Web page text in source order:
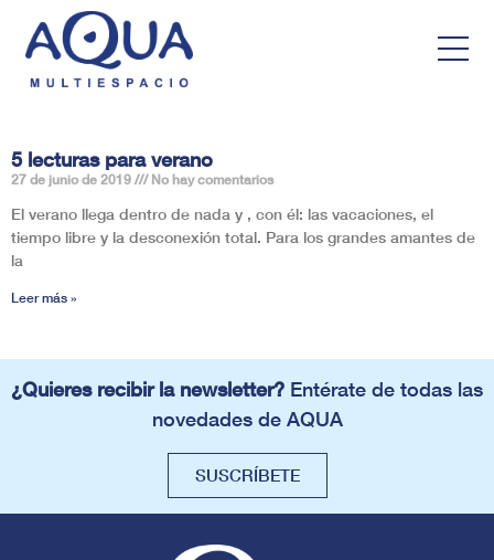
5 lecturas para verano
27 de junio de 2019 No hay comentarios
El verano llega dentro de nada y , con él: las vacaciones, el
tiempo libre y la desconexión total. Para los grandes amantes de
la
Leer más »
¿Quieres recibir la newsletter? Entérate de todas las
novedades de AQUA
SUSCRÍBETE